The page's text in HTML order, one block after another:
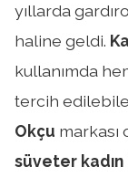
yıllarda
haline geldi.
kullanımda
tercih
Okçu
süveter kadın